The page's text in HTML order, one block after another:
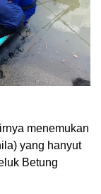
menemukan
yang hanyut
Betung